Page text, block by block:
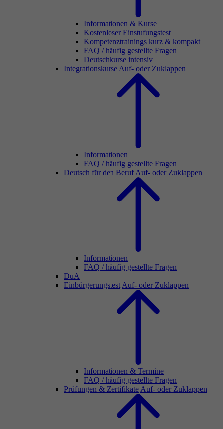
Informationen & Kurse
Kostenloser Einstufungstest
Kompetenztrainings kurz & kompakt
FAQ / häufig gestellte Fragen
Deutschkurse intensiv
Integrationskurse Auf- oder Zuklappen
Informationen
FAQ / häufig gestellte Fragen
Deutsch für den Beruf Auf- oder Zuklappen
Informationen
FAQ / häufig gestellte Fragen
DuA
Einbürgerungstest Auf- oder Zuklappen
Informationen & Termine
FAQ / häufig gestellte Fragen
Prüfungen & Zertifikate Auf- oder Zuklappen